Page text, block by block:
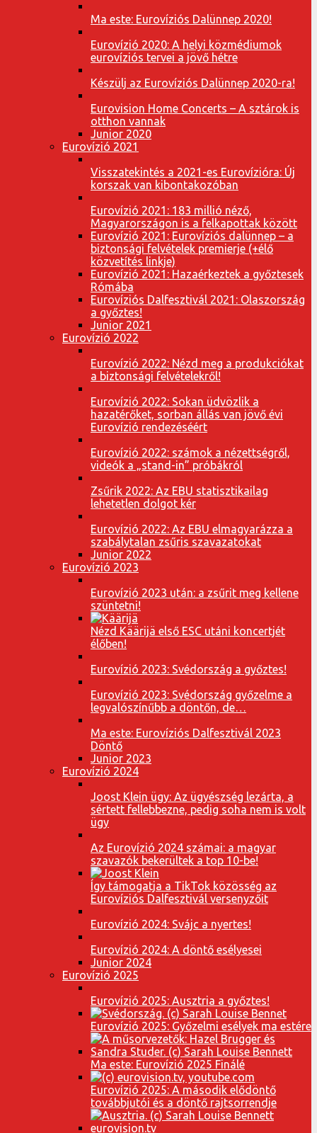
Ma este: Eurovíziós Dalünnep 2020!
Eurovízió 2020: A helyi közmédiumok
eurovíziós tervei a jövő hétre
Készülj az Eurovíziós Dalünnep 2020-ra!
Eurovision Home Concerts – A sztárok is
otthon vannak
Junior 2020
Eurovízió 2021
Visszatekintés a 2021-es Eurovízióra: Új
korszak van kibontakozóban
Eurovízió 2021: 183 millió néző,
Magyarországon is a felkapottak között
Eurovízió 2021: Eurovíziós dalünnep – a
biztonsági felvételek premierje (+élő
közvetítés linkje)
Eurovízió 2021: Hazaérkeztek a győztesek
Rómába
Eurovíziós Dalfesztivál 2021: Olaszország
a győztes!
Junior 2021
Eurovízió 2022
Eurovízió 2022: Nézd meg a produkciókat
a biztonsági felvételekről!
Eurovízió 2022: Sokan üdvözlik a
hazatérőket, sorban állás van jövő évi
Eurovízió rendezéséért
Eurovízió 2022: számok a nézettségről,
videók a „stand-in” próbákról
Zsűrik 2022: Az EBU statisztikailag
lehetetlen dolgot kér
Eurovízió 2022: Az EBU elmagyarázza a
szabálytalan zsűris szavazatokat
Junior 2022
Eurovízió 2023
Eurovízió 2023 után: a zsűrit meg kellene
szüntetni!
Nézd Käärijä első ESC utáni koncertjét
élőben!
Eurovízió 2023: Svédország a győztes!
Eurovízió 2023: Svédország győzelme a
legvalószínűbb a döntőn, de…
Ma este: Eurovíziós Dalfesztivál 2023
Döntő
Junior 2023
Eurovízió 2024
Joost Klein ügy: Az ügyészség lezárta, a
sértett fellebbezne, pedig soha nem is volt
ügy
Az Eurovízió 2024 számai: a magyar
szavazók bekerültek a top 10-be!
Így támogatja a TikTok közösség az
Eurovíziós Dalfesztivál versenyzőit
Eurovízió 2024: Svájc a nyertes!
Eurovízió 2024: A döntő esélyesei
Junior 2024
Eurovízió 2025
Eurovízió 2025: Ausztria a győztes!
Eurovízió 2025: Győzelmi esélyek ma estére
Ma este: Eurovízió 2025 Finálé
Eurovízió 2025: A második elődöntő
továbbjutói és a döntő rajtsorrendje